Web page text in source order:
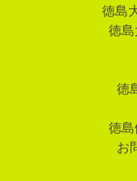
徳島
徳
徳
徳
お